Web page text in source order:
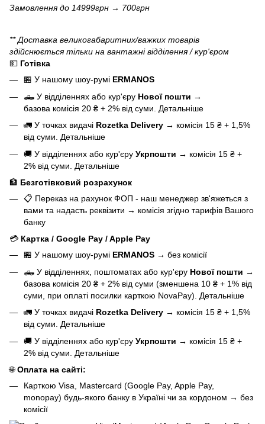
Замовлення до 14999грн → 700грн
** Доставка великогабаритних/важких товарів
здійснюється тільки на вантажні відділення / кур'єром
💵 Готівка
🏪 У нашому шоу-румі ERMANOS
🛻 У відділеннях або кур'єру Нової пошти →
базова комісія 20 ₴ + 2% від суми. Детальніше
🚛 У точках видачі Rozetka Delivery → комісія 15 ₴ + 1,5%
від суми. Детальніше
🚚 У відділеннях або кур'єру Укрпошти → комісія 15 ₴ +
2% від суми. Детальніше
🏦 Безготівковий розрахунок
📋 Переказ на рахунок ФОП - наш менеджер зв'яжеться з
вами та надасть реквізити → комісія згідно тарифів Вашого
банку
💳 Картка / Google Pay / Apple Pay
🏪 У нашому шоу-румі ERMANOS → без комісії
🛻 У відділеннях, поштоматах або кур'єру Нової пошти →
базова комісія 20 ₴ + 2% від суми (зменшена 10 ₴ + 1% від
суми, при оплаті посилки карткою NovaPay). Детальніше
🚛 У точках видачі Rozetka Delivery → комісія 15 ₴ + 1,5%
від суми. Детальніше
🚚 У відділеннях або кур'єру Укрпошти → комісія 15 ₴ +
2% від суми. Детальніше
🌐Оплата на сайті:
Карткою Visa, Mastercard (Google Pay, Apple Pay,
monopay) будь-якого банку в Україні чи за кордоном → без
комісії